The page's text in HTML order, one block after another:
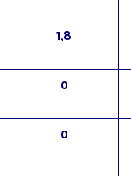
1,8
0
0